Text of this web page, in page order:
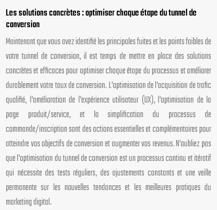
Les solutions concrètes : optimiser chaque étape du tunnel de
conversion
Maintenant que vous avez identifié les principales fuites et les points faibles de
votre tunnel de conversion, il est temps de mettre en place des solutions
concrètes et efficaces pour optimiser chaque étape du processus et améliorer
durablement votre taux de conversion. L’optimisation de l’acquisition de trafic
qualifié, l’amélioration de l’expérience utilisateur (UX), l’optimisation de la
page produit/service, et la simplification du processus de
commande/inscription sont des actions essentielles et complémentaires pour
atteindre vos objectifs de conversion et augmenter vos revenus. N’oubliez pas
que l’optimisation du tunnel de conversion est un processus continu et itératif
qui nécessite des tests réguliers, des ajustements constants et une veille
permanente sur les nouvelles tendances et les meilleures pratiques du
marketing digital.